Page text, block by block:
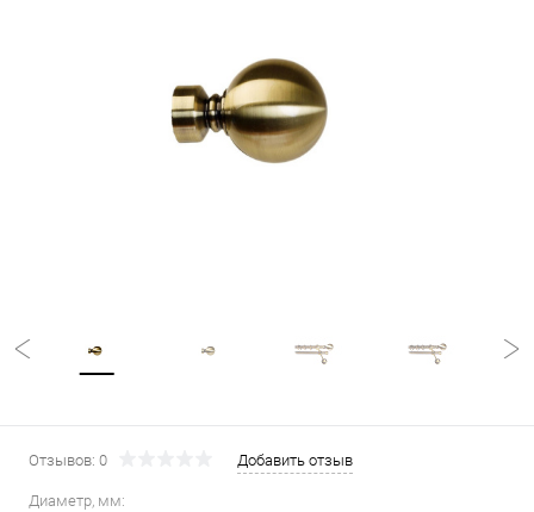
Отзывов: 0 Добавить отзыв
Диаметр, мм: